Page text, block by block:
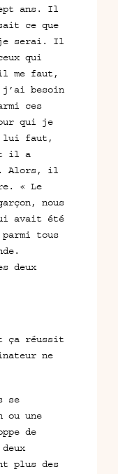
ans. Il
ce que
je serai. Il
qui
me faut,
j’ai besoin
ces
qui je
lui faut,
il a
Alors, il
« Le
nous
avait été
tous
deux
ça réussit
ne
se
ou une
de
plus des